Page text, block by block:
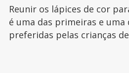
Reunir os lápices de cor
é uma das primeiras e uma
preferidas pelas crianças